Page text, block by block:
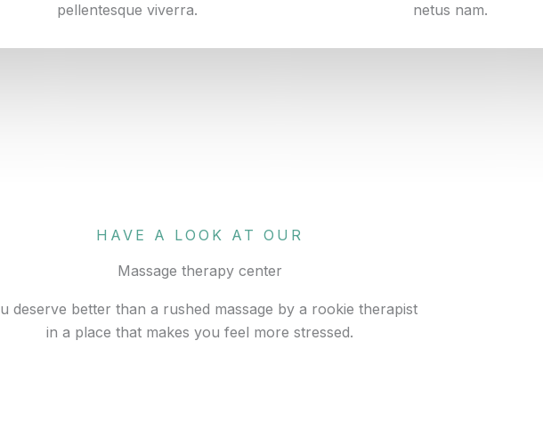
pellentesque viverra.
netus nam.
HAVE A LOOK AT OUR
Massage therapy center
deserve better than a rushed massage by a rookie therapist
in a place that makes you feel more stressed.